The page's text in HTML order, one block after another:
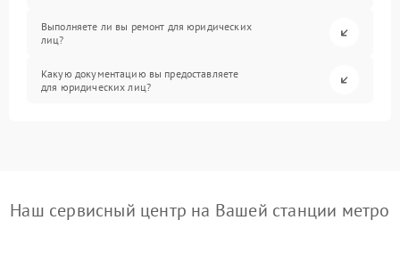
Выполняете ли вы ремонт для юридических
лиц?
Какую документацию вы предоставляете
для юридических лиц?
Наш сервисный центр на Вашей станции метро